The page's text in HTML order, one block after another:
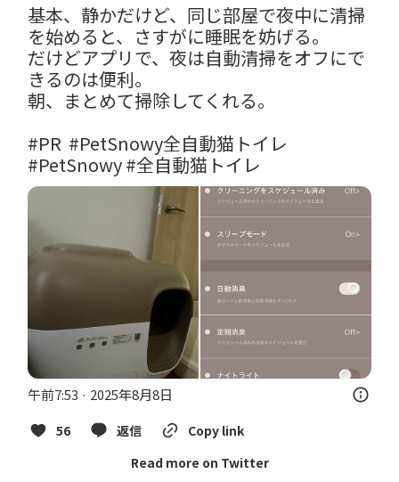
基本、静かだけど、同じ部屋で夜中に清掃
を始めると、さすがに睡眠を妨げる。
だけどアプリで、夜は自動清掃をオフにで
きるのは便利。
朝、まとめて掃除してくれる。
#PR #PetSnowy全自動猫トイレ
#PetSnowy#全自動猫トイレ
午前7:53 · 2025年8月8日
56 返信
Copy link
Read more on Twitter